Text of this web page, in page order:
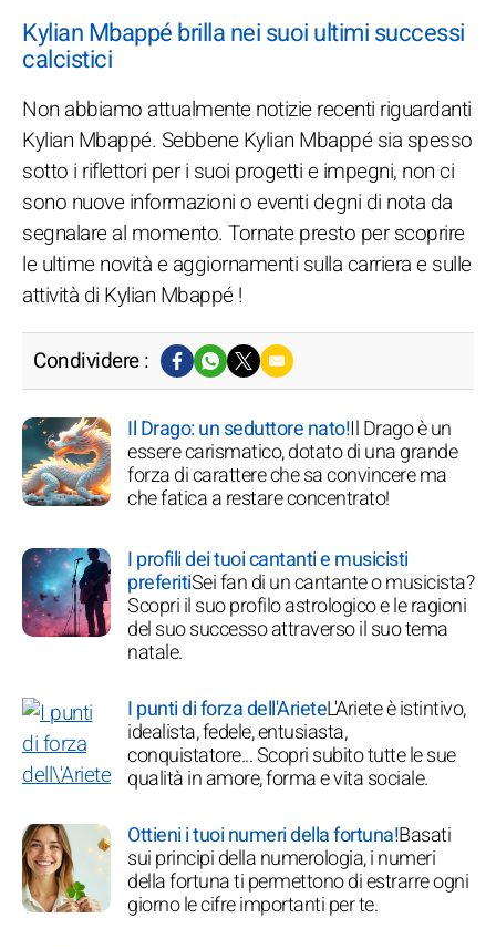
Kylian Mbappé brilla nei suoi ultimi successi
calcistici
Non abbiamo attualmente notizie recenti riguardanti
Kylian Mbappé. Sebbene Kylian Mbappé sia spesso
sotto i riflettori per i suoi progetti e impegni, non ci
sono nuove informazioni o eventi degni di nota da
segnalare al momento. Tornate presto per scoprire
le ultime novità e aggiornamenti sulla carriera e sulle
attività di Kylian Mbappé !
Condividere :
Il Drago: un seduttore nato!Il Drago è un
essere carismatico, dotato di una grande
forza di carattere che sa convincere ma
che fatica a restare concentrato!
I profili dei tuoi cantanti e musicisti
preferitiSei fan di un cantante o musicista?
Scopri il suo profilo astrologico e le ragioni
del suo successo attraverso il suo tema
natale.
I punti di forza dell'ArieteL'Ariete è istintivo,
idealista, fedele, entusiasta,
conquistatore... Scopri subito tutte le sue
qualità in amore, forma e vita sociale.
Ottieni i tuoi numeri della fortuna!Basati
sui principi della numerologia, i numeri
della fortuna ti permettono di estrarre ogni
giorno le cifre importanti per te.